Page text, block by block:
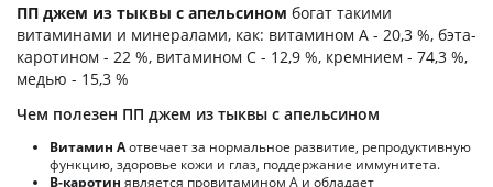
ПП джем из тыквы с апельсином богат такими
витаминами и минералами, как: витамином А - 20,3 %, бэта-
каротином - 22 %, витамином C - 12,9 %, кремнием - 74,3 %,
медью - 15,3 %
Чем полезен ПП джем из тыквы с апельсином
Витамин Аотвечает за нормальное развитие, репродуктивную
функцию, здоровье кожи и глаз, поддержание иммунитета.
В-каротин является провитамином А и обладает